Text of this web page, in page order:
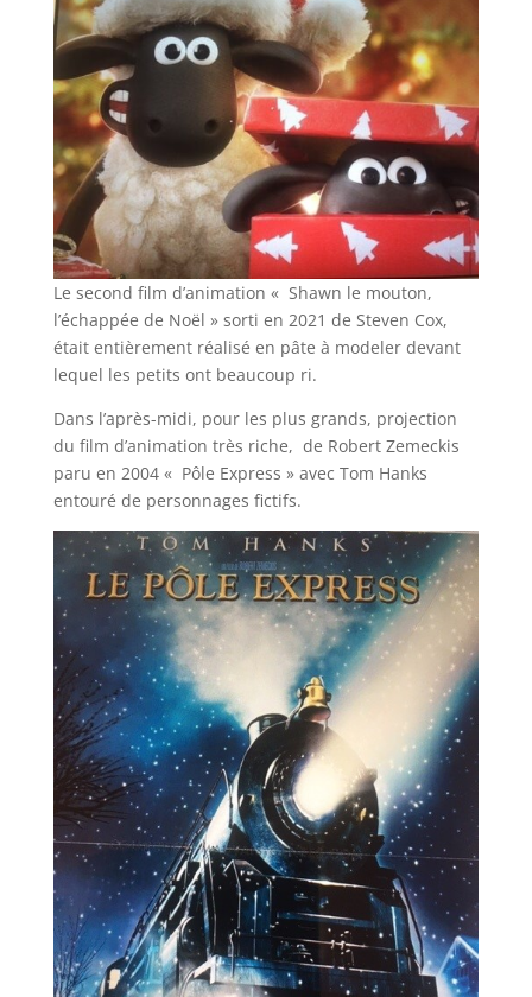
Le second film d’animation « Shawn le mouton,
l’échappée de Noël » sorti en 2021 de Steven Cox,
était entièrement réalisé en pâte à modeler devant
lequel les petits ont beaucoup ri.
Dans l’après-midi, pour les plus grands, projection
du film d’animation très riche, de Robert Zemeckis
paru en 2004 « Pôle Express » avec Tom Hanks
entouré de personnages fictifs.